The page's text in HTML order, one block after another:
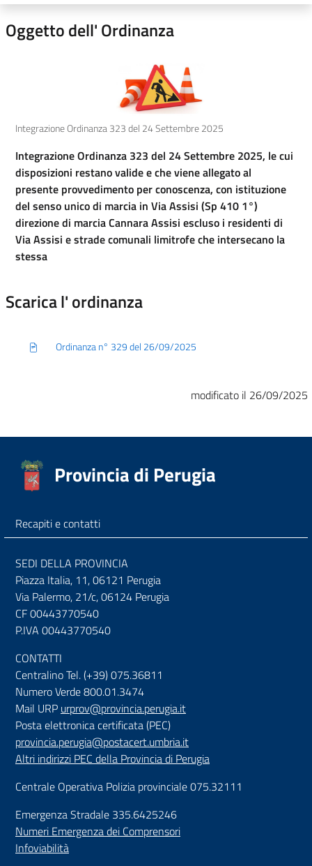
Oggetto dell' Ordinanza
Integrazione Ordinanza 323 del 24 Settembre 2025
Integrazione Ordinanza 323 del 24 Settembre 2025, le cui
disposizioni restano valide e che viene allegato al
presente provvedimento per conoscenza, con istituzione
del senso unico di marcia in Via Assisi (Sp 410 1°)
direzione di marcia Cannara Assisi escluso i residenti di
Via Assisi e strade comunali limitrofe che intersecano la
stessa
Scarica l' ordinanza
Ordinanza n° 329 del 26/09/2025
modificato il 26/09/2025
Provincia di Perugia
Recapiti e contatti
SEDI DELLA PROVINCIA
Piazza Italia, 11, 06121 Perugia
Via Palermo, 21/c, 06124 Perugia
CF 00443770540
P.IVA 00443770540
CONTATTI
Centralino Tel. (+39) 075.36811
Numero Verde 800.01.3474
Mail URP urprov@provincia.perugia.it
Posta elettronica certificata (PEC)
provincia.perugia@postacert.umbria.it
Altri indirizzi PEC della Provincia di Perugia
Centrale Operativa Polizia provinciale 075.32111
Emergenza Stradale 335.6425246
Numeri Emergenza dei Comprensori
Infoviabilità